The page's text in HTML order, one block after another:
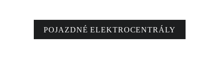
POJAZDNÉ ELEKTROCENTRÁLY